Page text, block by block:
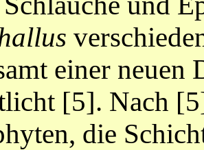
einer
[5]. Nach
die